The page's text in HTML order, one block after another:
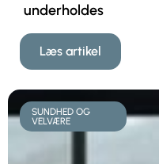
underholdes
Læs artikel
SUNDHED OG
VELVÆRE